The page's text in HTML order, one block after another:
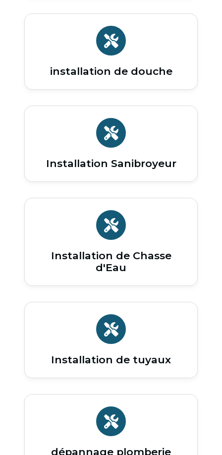
installation de douche
Installation Sanibroyeur
Installation de Chasse
d'Eau
Installation de tuyaux
dépannage plomberie